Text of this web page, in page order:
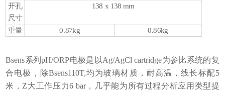
开孔
尺寸
138 x 138 mm
重量 0.87kg 0.86kg
Bsens系列pH/ORP电极是以Ag/AgCl cartridge为参比系统的复
合电极，除Bsens110T,均为玻璃材质，耐高温，线长标配5
米，Z大工作压力6 bar，几乎能为所有过程分析应用类型提